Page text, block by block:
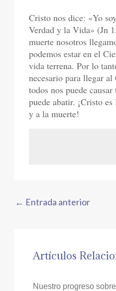
Cristo nos dice: «Yo
Verdad y la Vida» (Jn
muerte nosotros
podemos estar en el
vida terrena. Por lo
necesario para llegar
todos nos puede
puede abatir. ¡Cristo
y a la muerte!
← Entrada anterior
Artículos
Nuestro progreso